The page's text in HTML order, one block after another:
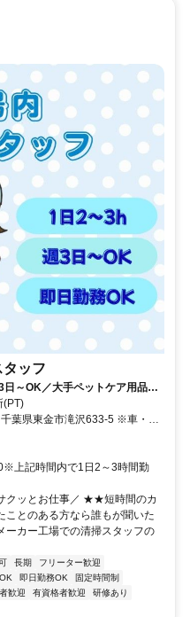
ッフ
日～OK／大手ペットケア用品工
世代が活躍中！即日入社可能！
葉県東金市滝沢633-5 ※車・バ
上記時間内で1日2～3時間勤
クッとお仕事／ ★★短時間のカ
とのある方なら誰もが聞いた
ーカー工場での清掃スタッフの
長期
フリーター歓迎
即日勤務OK
固定時間制
歓迎 有資格者歓迎
研修あり